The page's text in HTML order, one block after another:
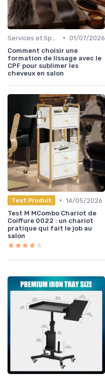
• 01/07/2026
Comment choisir une
formation de lissage avec le
CPF pour sublimer les
cheveux en salon
Test Produit • 14/05/2026
Test M MCombo Chariot de
Coiffure 0022 : un chariot
pratique qui fait le job au
salon
★★★★★
★★★★★